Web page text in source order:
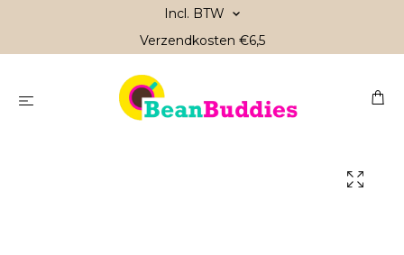
Incl. BTW
Verzendkosten €6,5